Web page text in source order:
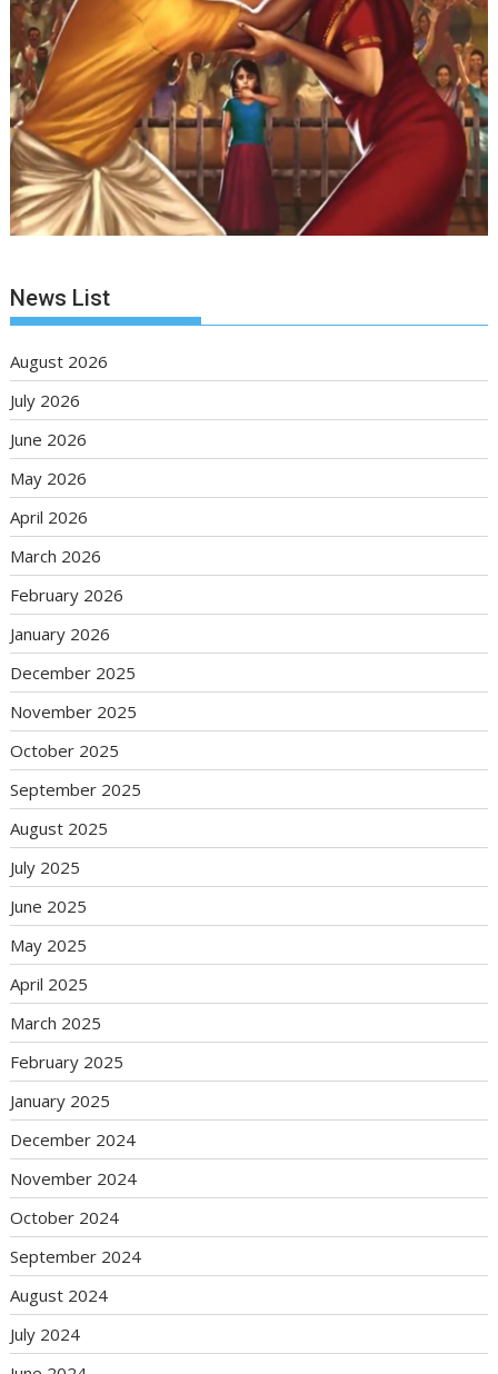
News List
August 2026
July 2026
June 2026
May 2026
April 2026
March 2026
February 2026
January 2026
December 2025
November 2025
October 2025
September 2025
August 2025
July 2025
June 2025
May 2025
April 2025
March 2025
February 2025
January 2025
December 2024
November 2024
October 2024
September 2024
August 2024
July 2024